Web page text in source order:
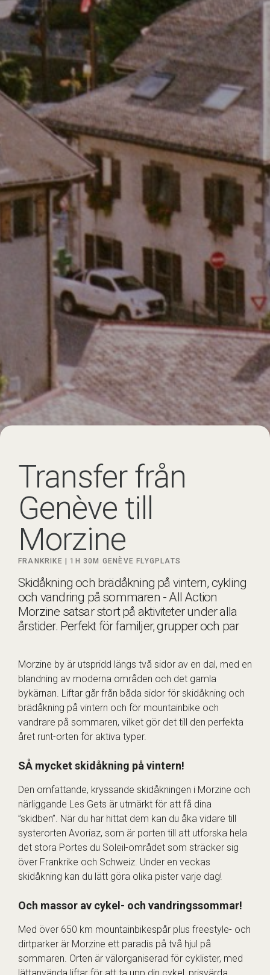
Transfer från
Genève till
Morzine
FRANKRIKE |1H 30M GENÈVE FLYGPLATS
Skidåkning och brädåkning på vintern, cykling
och vandring på sommaren - All Action
Morzine satsar stort på aktiviteter under alla
årstider. Perfekt för familjer, grupper och par
Morzine by är utspridd längs två sidor av en dal, med en
blandning av moderna områden och det gamla
bykärnan. Liftar går från båda sidor för skidåkning och
brädåkning på vintern och för mountainbike och
vandrare på sommaren, vilket gör det till den perfekta
året runt-orten för aktiva typer.
SÅ mycket skidåkning på vintern!
Den omfattande, kryssande skidåkningen i Morzine och
närliggande Les Gets är utmärkt för att få dina
”skidben”. När du har hittat dem kan du åka vidare till
systerorten Avoriaz, som är porten till att utforska hela
det stora Portes du Soleil-området som sträcker sig
över Frankrike och Schweiz. Under en veckas
skidåkning kan du lätt göra olika pister varje dag!
Och massor av cykel- och vandringssommar!
Med över 650 km mountainbikespår plus freestyle- och
dirtparker är Morzine ett paradis på två hjul på
sommaren. Orten är välorganiserad för cyklister, med